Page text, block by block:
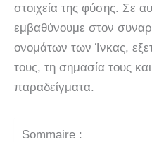
στοιχεία της φύσης. Σε
εμβαθύνουμε στον
ονομάτων των Ίνκας,
τους, τη σημασία τους
παραδείγματα.
Sommaire :